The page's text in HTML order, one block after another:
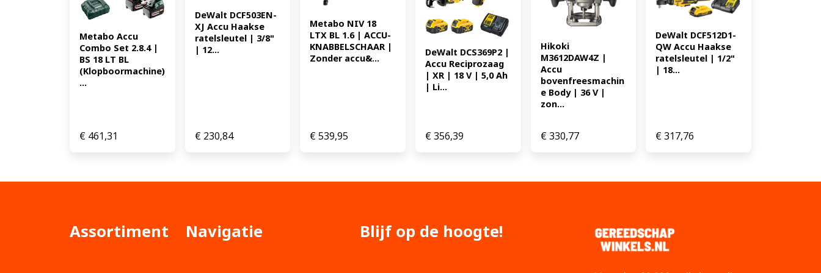
Li-ion * Ampère-uur EAN: 0088381860765 627.08
Metabo Accu
Combo Set 2.8.4 |
BS 18 LT BL
(Klopboormachine)
...
€ 461,31
DeWalt DCF503EN-
XJ Accu Haakse
ratelsleutel | 3/8"
| 12...
€230,84
Metabo NIV 18
LTX BL 1.6 | ACCU-
KNABBELSCHAAR |
Zonder accu&...
€539,95
DeWalt DCS369P2 |
Accu Reciprozaag
| XR | 18 V | 5,0 Ah
| Li...
€356,39
Hikoki
M3612DAW4Z |
Accu
bovenfreesmachin
e Body | 36 V |
zon...
€330,77
DeWalt DCF512D1-
QW Accu Haakse
ratelsleutel | 1/2"
| 18...
€317,76
Assortiment Navigatie Blijf op de hoogte!